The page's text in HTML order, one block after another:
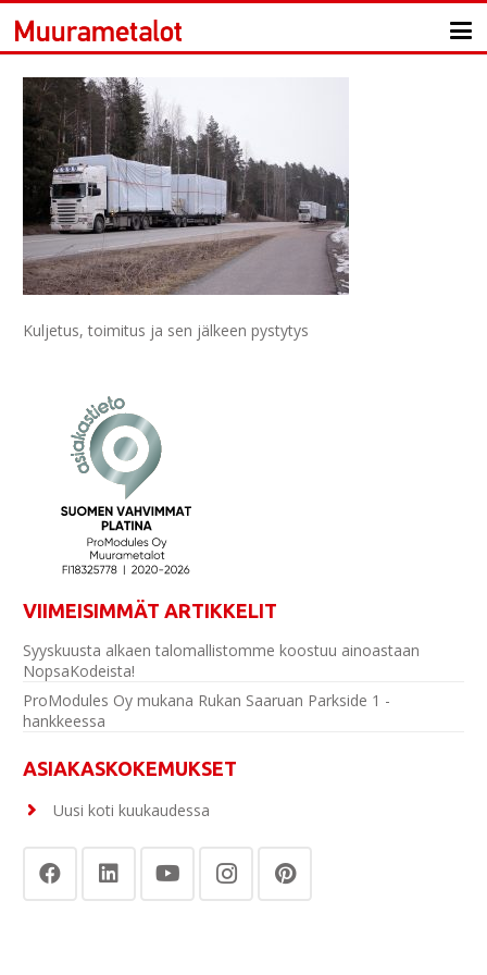
Kuljetus, toimitus ja sen jälkeen pystytys
VIIMEISIMMÄT ARTIKKELIT
Syyskuusta alkaen talomallistomme koostuu ainoastaan
NopsaKodeista!
ProModules Oy mukana Rukan Saaruan Parkside 1 -
hankkeessa
ASIAKASKOKEMUKSET
Uusi koti kuukaudessa